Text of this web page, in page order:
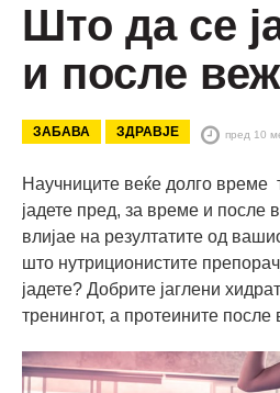
Што да се
и после
ЗАБАВА ЗДРАВЈЕ пред 10
Научниците веќе долго време
јадете пред, за време и
влијае на резултатите од
што нутриционистите
јадете? Добрите јаглени
тренингот, а протеините